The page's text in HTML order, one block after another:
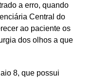
a erro, quando
Central do
ao paciente os
dos olhos a que
8, que possui